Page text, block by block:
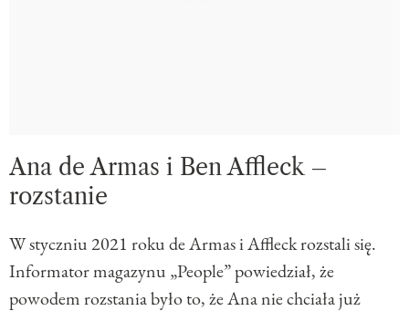
Ana de Armas i Ben Affleck –
rozstanie
W styczniu 2021 roku de Armas i Affleck rozstali się.
Informator magazynu „People” powiedział, że
powodem rozstania było to, że Ana nie chciała już